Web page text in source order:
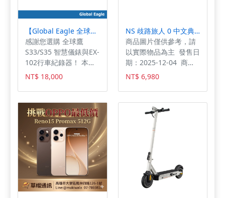
護具)。 ★夜間反光條
設計，夜間騎乘更安
全。 #台灣納普司
#KOMINE #台灣總代
理公司貨 #防摔衣 #防
摔外套 #車衣 #MESH #
網眼 #透氣 #CE認證 #
認證護具 #護具 #七件
考且螢幕顯示色差會略
有不同，請依實物為
主。 --------------------
-----------------------------
-----------------------
襯。 [顏色] RADICAL
白 RADICAL 黑
RADICAL 紅 RADICAL
綠 [尺寸]XS(54)/S(55-
56)/M(57-58)/L(59-
60)/XL(61-62) ARAI最
頂級的全罩式安全帽－
頂天，買這個就對了!!
同時通過最嚴格的
SNELL規格，你的頭，
值得受到最安全的保護!!
採用可拆式內襯，清
潔、調整都簡單方便!!
日式彩繪風格帽款，收
藏、使用都可以!! #台
【Global Eagle 全球鷹】S33/S35 智慧儀表 大全套｜官方旗艦店｜SYM JET SL Super-C｜胎壓偵測｜台灣製造
感謝您選購 全球鷹
S33/S35 智慧儀錶與EX-
102行車紀錄器！ 本商
品不提供安裝服務。 建
議您尋找專業的機車行
進行安裝，以確保您的
S33/S35 智慧儀錶與EX-
102紀錄器 發揮最佳效
能。 當擁有一台運動性
十足的運動車款，還有
什麼需要進化呢？ 那絕
不能錯過的就是兼具安
全及科技的Global
Eagle S33/S35智慧儀
錶！ 限定SYM JET
NT$ 18,000
NS 歧路旅人 0 中文典藏版
商品圖片僅供參考，請
以實際物品為主 發售日
期：2025-12-04 商品
類型：軟體 支援平台：
Nintendo Switch 遊
戲類型：角色扮演 遊玩
人數： 1 人 製作廠
商：SQUARE ENIX 發
行廠商：SQUARE
NT$ 6,980